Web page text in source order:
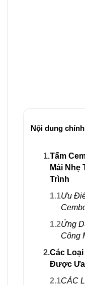
Nội dung chính
1.Tấm
Mái Nhẹ
Trình
1.1Ưu
1.2Ứng
Công
2.Các
Được Ưa
2.1CÁC